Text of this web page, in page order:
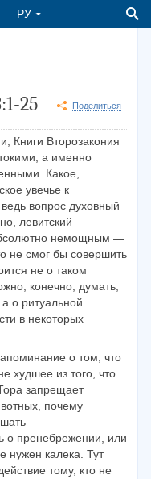
25 Поделиться
Книги Второзакония
а именно
Какое,
увечье к
вопрос духовный
левитский
немощным —
не смог бы совершить
не о таком
конечно, думать,
о ритуальной
в некоторых
о том, что
худшее из того, что
запрещает
почему
о пренебрежении, или
нужен калека. Тут
тому, кто не